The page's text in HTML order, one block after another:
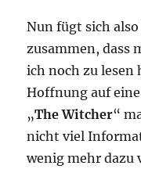
Nun fügt sich
zusammen, dass
ich noch zu lesen
Hoffnung auf
„The Witcher“
nicht viel
wenig mehr dazu